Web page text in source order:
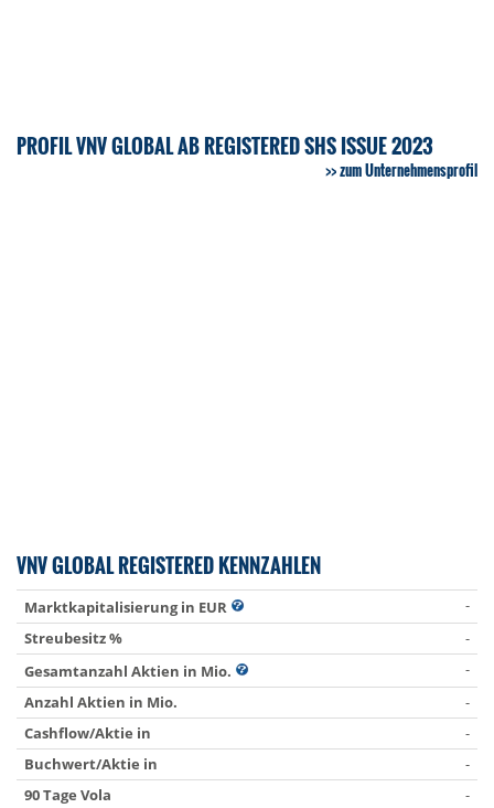
PROFIL VNV GLOBAL AB REGISTERED SHS ISSUE 2023
zum Unternehmensprofil
VNV GLOBAL REGISTERED KENNZAHLEN
Marktkapitalisierung in EUR
-
Streubesitz %
-
Gesamtanzahl Aktien in Mio.
-
Anzahl Aktien in Mio.
-
Cashflow/Aktie in
-
Buchwert/Aktie in
-
90 Tage Vola
-